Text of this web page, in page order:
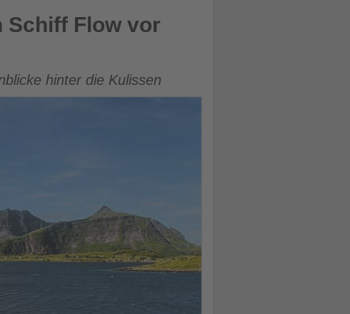
Schiff Flow vor
hinter die Kulissen